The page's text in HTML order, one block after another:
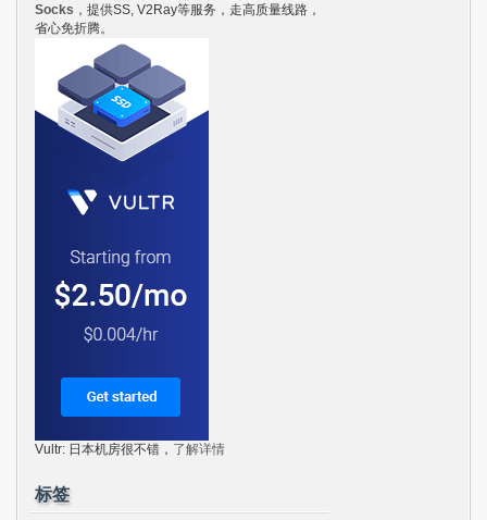
Socks ，提供SS, V2Ray等服务，走高质量线路，
省心免折腾。
Vultr: 日本机房很不错， 了解详情
标签